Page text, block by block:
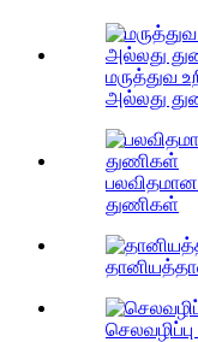
மருத்துவ
அல்லது
துணிகள்